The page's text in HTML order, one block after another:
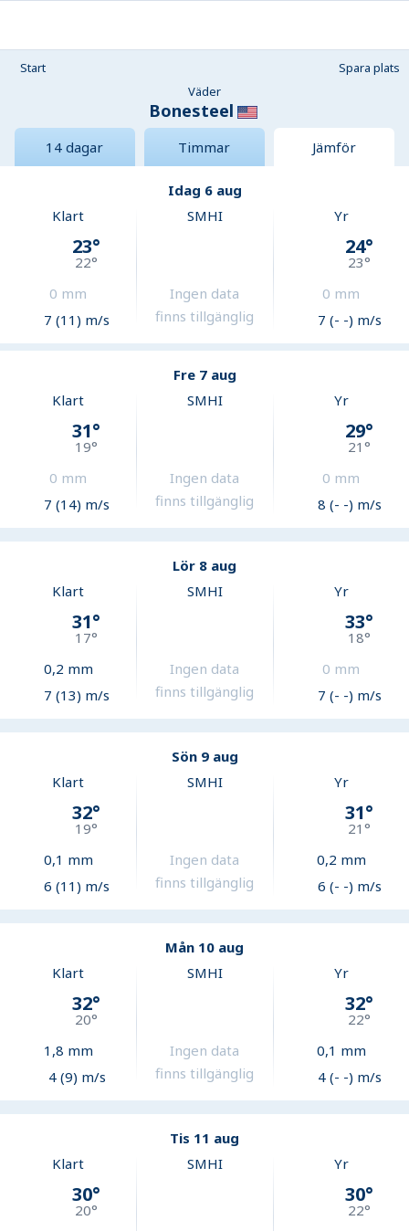
Start
Spara plats
Väder
Bonesteel
14 dagar Timmar Jämför
Idag 6 aug
Klart
23°
22°
0 mm
7 (11) m/s
SMHI
Ingen data
finns tillgänglig
Yr
24°
23°
0 mm
7 (- -) m/s
Fre 7 aug
Klart
31°
19°
0 mm
7 (14) m/s
SMHI
Ingen data
finns tillgänglig
Yr
29°
21°
0 mm
8 (- -) m/s
Lör 8 aug
Klart
31°
17°
0,2 mm
7 (13) m/s
SMHI
Ingen data
finns tillgänglig
Yr
33°
18°
0 mm
7 (- -) m/s
Sön 9 aug
Klart
32°
19°
0,1 mm
6 (11) m/s
SMHI
Ingen data
finns tillgänglig
Yr
31°
21°
0,2 mm
6 (- -) m/s
Mån 10 aug
Klart
32°
20°
1,8 mm
4 (9) m/s
SMHI
Ingen data
finns tillgänglig
Yr
32°
22°
0,1 mm
4 (- -) m/s
Tis 11 aug
Klart
30°
20°
SMHI Yr
30°
22°